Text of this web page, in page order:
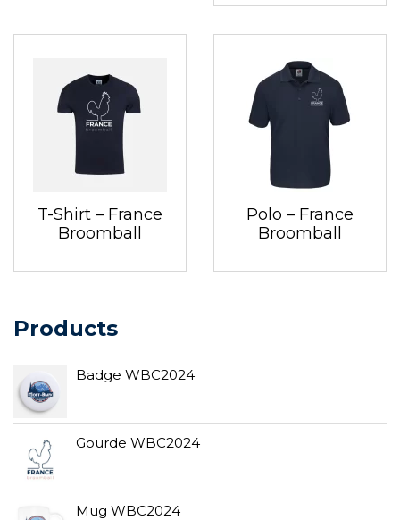
T-Shirt – France
Broomball
Polo – France
Broomball
Products
Badge WBC2024
Gourde WBC2024
Mug WBC2024